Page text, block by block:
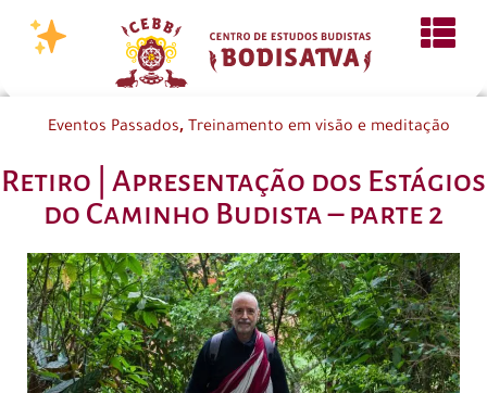
Eventos Passados, Treinamento em visão e meditação
Retiro | Apresentação dos Estágios
do Caminho Budista – parte 2